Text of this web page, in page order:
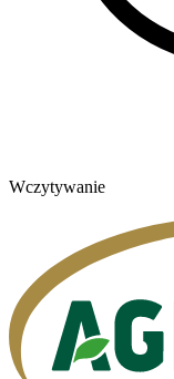
Wczytywanie